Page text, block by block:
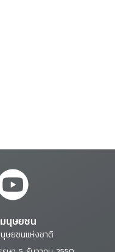
นุษยชน
ษยชนแห่งชาติ